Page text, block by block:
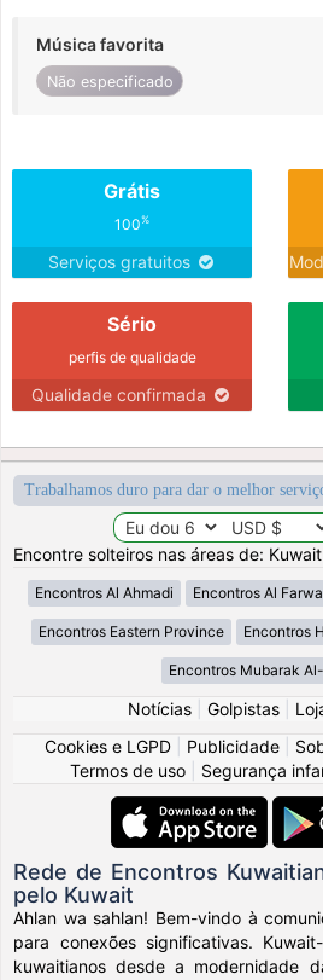
Música favorita
Não especificado
Grátis
100%
Serviços gratuitos
Sério
perfis de qualidade
Qualidade confirmada
Trabalhamos duro para dar o melhor
Encontre solteiros nas áreas de: Kuwait
Encontros Al Ahmadi Encontros Al
Encontros Eastern Province Encontros
Encontros Mubarak
Notícias Golpistas
Cookies e LGPD
Publicidade
Termos de uso
Segurança
Rede de Encontros
pelo Kuwait
Ahlan wa sahlan! Bem-vindo à
para conexões significativas.
kuwaitianos desde a modernidade